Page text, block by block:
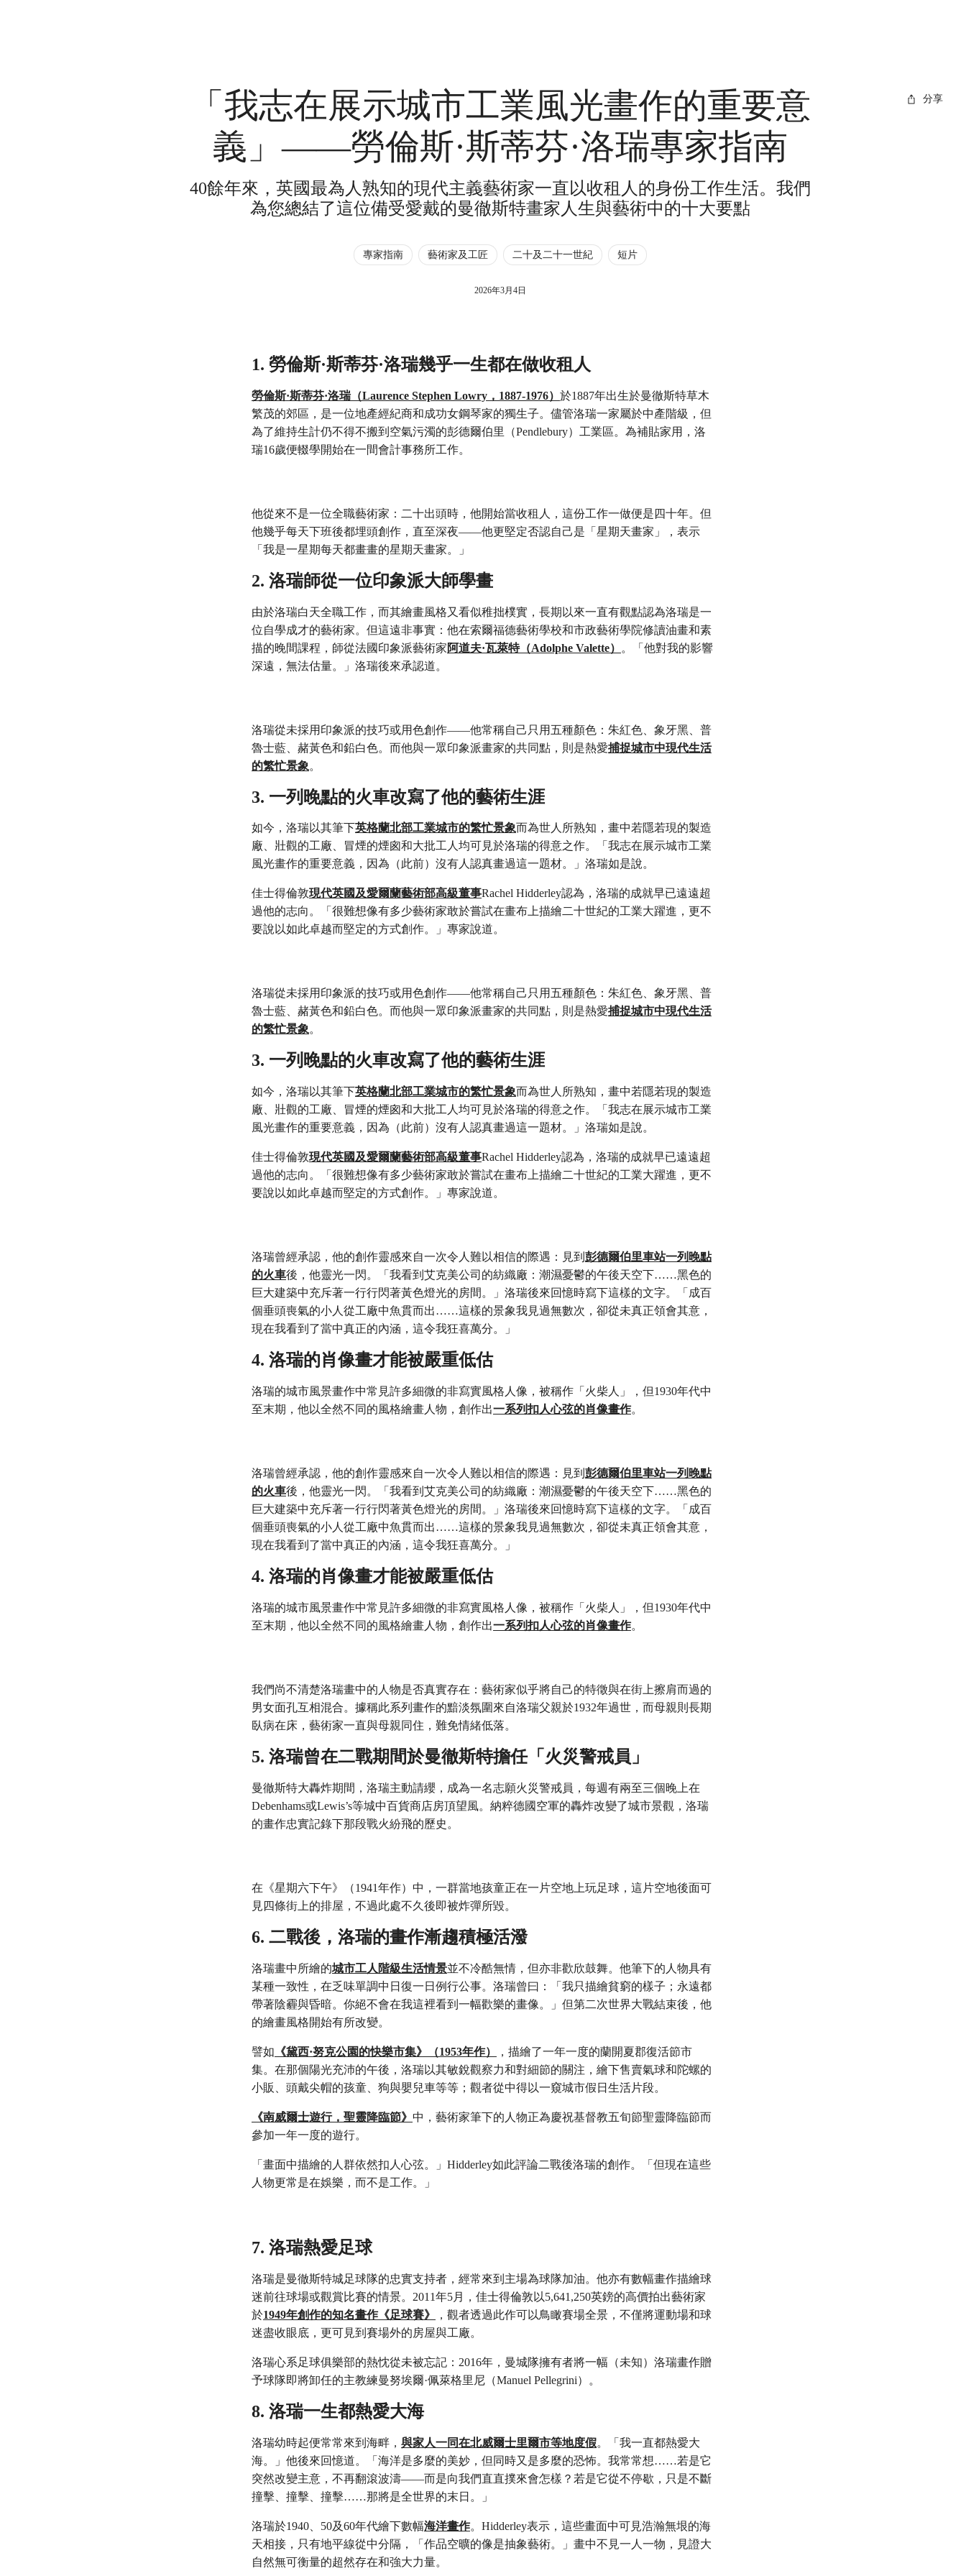
分享
「我志在展示城市工業風光畫作的重要意
義」——勞倫斯·斯蒂芬·洛瑞專家指南
40餘年來，英國最為人熟知的現代主義藝術家一直以收租人的身份工作生活。我們
為您總結了這位備受愛戴的曼徹斯特畫家人生與藝術中的十大要點
專家指南 藝術家及工匠 二十及二十一世紀 短片
2026年3月4日
1. 勞倫斯·斯蒂芬·洛瑞幾乎一生都在做收租人
勞倫斯·斯蒂芬·洛瑞（Laurence Stephen Lowry，1887-1976） 於1887年出生於曼徹斯特草木
繁茂的郊區，是一位地產經紀商和成功女鋼琴家的獨生子。儘管洛瑞一家屬於中產階級，但
為了維持生計仍不得不搬到空氣污濁的彭德爾伯里（Pendlebury）工業區。為補貼家用，洛
瑞16歲便輟學開始在一間會計事務所工作。
他從來不是一位全職藝術家：二十出頭時，他開始當收租人，這份工作一做便是四十年。但
他幾乎每天下班後都埋頭創作，直至深夜——他更堅定否認自己是「星期天畫家」，表示
「我是一星期每天都畫畫的星期天畫家。」
2. 洛瑞師從一位印象派大師學畫
由於洛瑞白天全職工作，而其繪畫風格又看似稚拙樸實，長期以來一直有觀點認為洛瑞是一
位自學成才的藝術家。但這遠非事實：他在索爾福德藝術學校和市政藝術學院修讀油畫和素
描的晚間課程，師從法國印象派藝術家阿道夫·瓦萊特（Adolphe Valette）
。「他對我的影響
深遠，無法估量。」洛瑞後來承認道。
洛瑞從未採用印象派的技巧或用色創作——他常稱自己只用五種顏色：朱紅色、象牙黑、普
魯士藍、赭黃色和鉛白色。而他與一眾印象派畫家的共同點，則是熱愛捕捉城市中現代生活
的繁忙景象。
3. 一列晚點的火車改寫了他的藝術生涯
如今，洛瑞以其筆下英格蘭北部工業城市的繁忙景象而為世人所熟知，畫中若隱若現的製造
廠、壯觀的工廠、冒煙的煙囪和大批工人均可見於洛瑞的得意之作。「我志在展示城市工業
風光畫作的重要意義，因為（此前）沒有人認真畫過這一題材。」洛瑞如是說。
佳士得倫敦現代英國及愛爾蘭藝術部高級董事Rachel Hidderley認為，洛瑞的成就早已遠遠超
過他的志向。「很難想像有多少藝術家敢於嘗試在畫布上描繪二十世紀的工業大躍進，更不
要說以如此卓越而堅定的方式創作。」專家說道。
洛瑞從未採用印象派的技巧或用色創作——他常稱自己只用五種顏色：朱紅色、象牙黑、普
魯士藍、赭黃色和鉛白色。而他與一眾印象派畫家的共同點，則是熱愛捕捉城市中現代生活
的繁忙景象。
3. 一列晚點的火車改寫了他的藝術生涯
如今，洛瑞以其筆下英格蘭北部工業城市的繁忙景象而為世人所熟知，畫中若隱若現的製造
廠、壯觀的工廠、冒煙的煙囪和大批工人均可見於洛瑞的得意之作。「我志在展示城市工業
風光畫作的重要意義，因為（此前）沒有人認真畫過這一題材。」洛瑞如是說。
佳士得倫敦現代英國及愛爾蘭藝術部高級董事Rachel Hidderley認為，洛瑞的成就早已遠遠超
過他的志向。「很難想像有多少藝術家敢於嘗試在畫布上描繪二十世紀的工業大躍進，更不
要說以如此卓越而堅定的方式創作。」專家說道。
洛瑞曾經承認，他的創作靈感來自一次令人難以相信的際遇：見到 彭德爾伯里車站一列晚點
的火車後，他靈光一閃。「我看到艾克美公司的紡織廠：潮濕憂鬱的午後天空下……黑色的
巨大建築中充斥著一行行閃著黃色燈光的房間。」洛瑞後來回憶時寫下這樣的文字。「成百
個垂頭喪氣的小人從工廠中魚貫而出……這樣的景象我見過無數次，卻從未真正領會其意，
現在我看到了當中真正的內涵，這令我狂喜萬分。」
4. 洛瑞的肖像畫才能被嚴重低估
洛瑞的城市風景畫作中常見許多細微的非寫實風格人像，被稱作「火柴人」，但1930年代中
至末期，他以全然不同的風格繪畫人物，創作出一系列扣人心弦的肖像畫作。
洛瑞曾經承認，他的創作靈感來自一次令人難以相信的際遇：見到 彭德爾伯里車站一列晚點
的火車後，他靈光一閃。「我看到艾克美公司的紡織廠：潮濕憂鬱的午後天空下……黑色的
巨大建築中充斥著一行行閃著黃色燈光的房間。」洛瑞後來回憶時寫下這樣的文字。「成百
個垂頭喪氣的小人從工廠中魚貫而出……這樣的景象我見過無數次，卻從未真正領會其意，
現在我看到了當中真正的內涵，這令我狂喜萬分。」
4. 洛瑞的肖像畫才能被嚴重低估
洛瑞的城市風景畫作中常見許多細微的非寫實風格人像，被稱作「火柴人」，但1930年代中
至末期，他以全然不同的風格繪畫人物，創作出一系列扣人心弦的肖像畫作。
我們尚不清楚洛瑞畫中的人物是否真實存在：藝術家似乎將自己的特徵與在街上擦肩而過的
男女面孔互相混合。據稱此系列畫作的黯淡氛圍來自洛瑞父親於1932年過世，而母親則長期
臥病在床，藝術家一直與母親同住，難免情緒低落。
5. 洛瑞曾在二戰期間於曼徹斯特擔任「火災警戒員」
曼徹斯特大轟炸期間，洛瑞主動請纓，成為一名志願火災警戒員，每週有兩至三個晚上在
Debenhams或Lewis’s等城中百貨商店房頂望風。納粹德國空軍的轟炸改變了城市景觀，洛瑞
的畫作忠實記錄下那段戰火紛飛的歷史。
在《星期六下午》（1941年作）中，一群當地孩童正在一片空地上玩足球，這片空地後面可
見四條街上的排屋，不過此處不久後即被炸彈所毀。
6. 二戰後，洛瑞的畫作漸趨積極活潑
洛瑞畫中所繪的城市工人階級生活情景並不冷酷無情，但亦非歡欣鼓舞。他筆下的人物具有
某種一致性，在乏味單調中日復一日例行公事。洛瑞曾曰：「我只描繪貧窮的樣子；永遠都
帶著陰霾與昏暗。你絕不會在我這裡看到一幅歡樂的畫像。」但第二次世界大戰結束後，他
的繪畫風格開始有所改變。
譬如 《黛西·努克公園的快樂市集》（1953年作）
，描繪了一年一度的蘭開夏郡復活節市
集。在那個陽光充沛的午後，洛瑞以其敏銳觀察力和對細節的關注，繪下售賣氣球和陀螺的
小販、頭戴尖帽的孩童、狗與嬰兒車等等；觀者從中得以一窺城市假日生活片段。
《南威爾士遊行，聖靈降臨節》 中，藝術家筆下的人物正為慶祝基督教五旬節聖靈降臨節而
參加一年一度的遊行。
「畫面中描繪的人群依然扣人心弦。」Hidderley如此評論二戰後洛瑞的創作。「但現在這些
人物更常是在娛樂，而不是工作。」
7. 洛瑞熱愛足球
洛瑞是曼徹斯特城足球隊的忠實支持者，經常來到主場為球隊加油。他亦有數幅畫作描繪球
迷前往球場或觀賞比賽的情景。2011年5月，佳士得倫敦以5,641,250英鎊的高價拍出藝術家
於1949年創作的知名畫作《足球賽》
，觀者透過此作可以鳥瞰賽場全景，不僅將運動場和球
迷盡收眼底，更可見到賽場外的房屋與工廠。
洛瑞心系足球俱樂部的熱忱從未被忘記：2016年，曼城隊擁有者將一幅（未知）洛瑞畫作贈
予球隊即將卸任的主教練曼努埃爾·佩萊格里尼（Manuel Pellegrini）。
8. 洛瑞一生都熱愛大海
洛瑞幼時起便常常來到海畔， 與家人一同在北威爾士里爾市等地度假。「我一直都熱愛大
海。」他後來回憶道。「海洋是多麼的美妙，但同時又是多麼的恐怖。我常常想……若是它
突然改變主意，不再翻滾波濤——而是向我們直直撲來會怎樣？若是它從不停歇，只是不斷
撞擊、撞擊、撞擊……那將是全世界的末日。」
洛瑞於1940、50及60年代繪下數幅海洋畫作。Hidderley表示，這些畫面中可見浩瀚無垠的海
天相接，只有地平線從中分隔，「作品空曠的像是抽象藝術。」畫中不見一人一物，見證大
自然無可衡量的超然存在和強大力量。